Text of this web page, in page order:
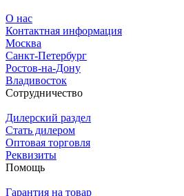
О нас
Контактная информация
Москва
Санкт-Петербург
Ростов-на-Дону
Владивосток
Сотрудничество
Дилерский раздел
Стать дилером
Оптовая торговля
Реквизиты
Помощь
Гарантия на товар